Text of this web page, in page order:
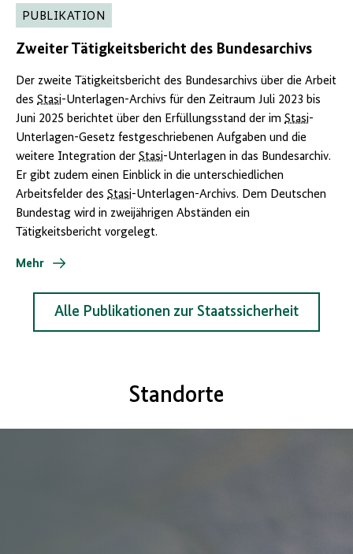
PUBLIKATION
Zweiter Tätigkeitsbericht des Bundesarchivs
Der zweite Tätigkeitsbericht des Bundesarchivs über die Arbeit
des Stasi-Unterlagen-Archivs für den Zeitraum Juli 2023 bis
Juni 2025 berichtet über den Erfüllungsstand der im Stasi-
Unterlagen-Gesetz festgeschriebenen Aufgaben und die
weitere Integration der Stasi-Unterlagen in das Bundesarchiv.
Er gibt zudem einen Einblick in die unterschiedlichen
Arbeitsfelder des Stasi-Unterlagen-Archivs. Dem Deutschen
Bundestag wird in zweijährigen Abständen ein
Tätigkeitsbericht vorgelegt.
Mehr
Alle Publikationen zur Staatssicherheit
Standorte